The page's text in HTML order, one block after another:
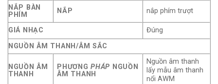
NẮP BÀN
PHÍM
NẮP nắp phím trượt
GIÁ NHẠC
Đúng
NGUỒN ÂM THANH/ÂM SẮC
NGUỒN ÂM
THANH
PHƯƠNGPHÁP NGUỒN
ÂM THANH
Nguồn âm thanh
lấy mẫu âm thanh
nổi AWM